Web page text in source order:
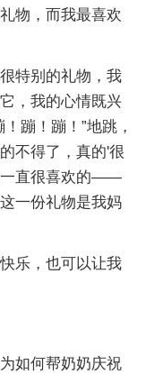
物，而我最喜欢
特别的礼物，我
，我的心情既兴
蹦！蹦！”地跳，
不得了，真的'很
一直很喜欢的——
一份礼物是我妈
乐，也可以让我
如何帮奶奶庆祝